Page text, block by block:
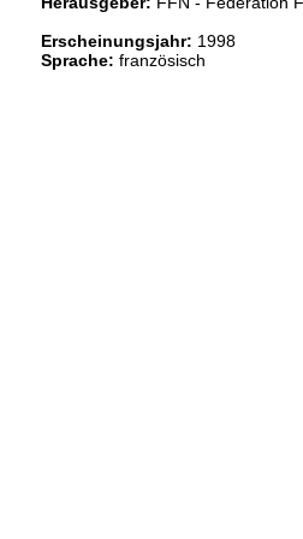
Erscheinungsjahr: 1998
Sprache: französisch